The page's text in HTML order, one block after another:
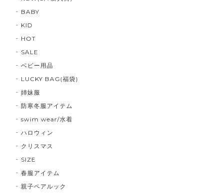
BABY
KID
HOT
SALE
ベビー用品
LUCKY BAG(福袋)
姉妹服
防寒冬服アイテム
swim wear/水着
ハロウィン
クリスマス
SIZE
春服アイテム
親子ペアルック